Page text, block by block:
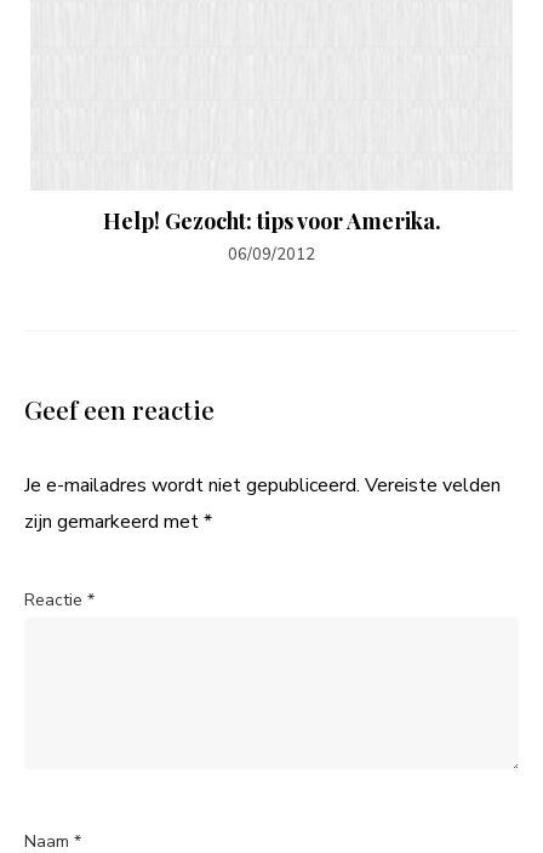
Help! Gezocht: tips voor Amerika.
06/09/2012
Geef een reactie
Je e-mailadres wordt niet gepubliceerd. Vereiste velden
zijn gemarkeerd met*
Reactie *
Naam *